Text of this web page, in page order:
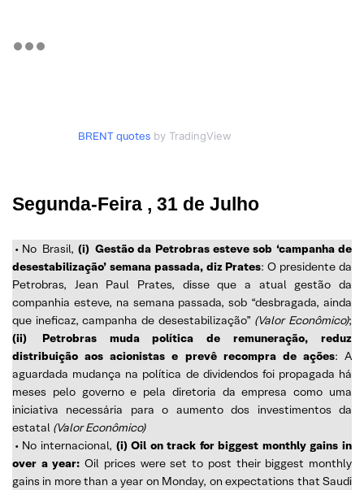
BRENT quotesby TradingView
Segunda-Feira , 31 de Julho
• No Brasil, (i) Gestão da Petrobras esteve sob ‘campanha de
desestabilização’ semana passada, diz Prates: O presidente da
Petrobras, Jean Paul Prates, disse que a atual gestão da
companhia esteve, na semana passada, sob “desbragada, ainda
que ineficaz, campanha de desestabilização” (Valor Econômico);
(ii)
Petrobras muda política de remuneração, reduz
distribuição aos acionistas e prevê recompra de ações: A
aguardada mudança na política de dividendos foi propagada há
meses pelo governo e pela diretoria da empresa como uma
iniciativa necessária para o aumento dos investimentos da
estatal (Valor Econômico)
• No internacional, (i) Oil on track for biggest monthly gains in
over a year:Oil prices were set to post their biggest monthly
gains in more than a year on Monday, on expectations that Saudi